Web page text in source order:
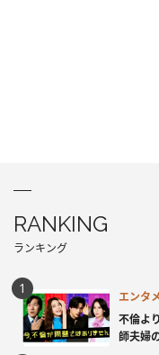
RANKING
ランキング
エンタ
不倫よ
師夫婦